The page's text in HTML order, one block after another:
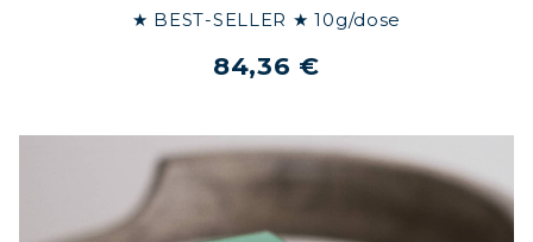
★ BEST-SELLER ★ 10g/dose
84,36 €